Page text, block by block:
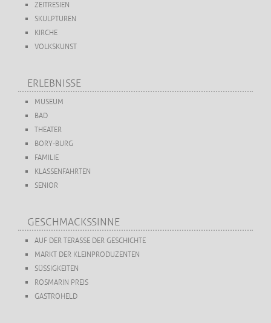
ZEITRESIEN
SKULPTUREN
KIRCHE
VOLKSKUNST
ERLEBNISSE
MUSEUM
BAD
THEATER
BORY-BURG
FAMILIE
KLASSENFAHRTEN
SENIOR
GESCHMACKSSINNE
AUF DER TERASSE DER GESCHICHTE
MARKT DER KLEINPRODUZENTEN
SÜSSIGKEITEN
ROSMARIN PREIS
GASTROHELD